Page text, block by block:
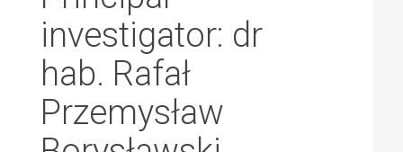
investigator: dr
hab. Rafał
Przemysław